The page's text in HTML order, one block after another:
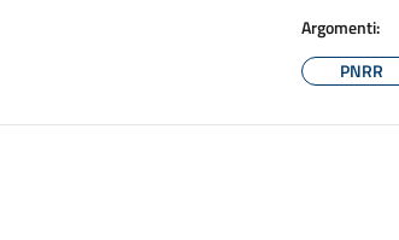
Argomenti:
PNRR